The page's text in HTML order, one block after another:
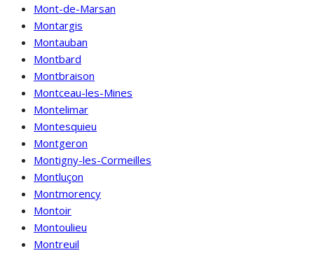
Mont-de-Marsan
Montargis
Montauban
Montbard
Montbraison
Montceau-les-Mines
Montelimar
Montesquieu
Montgeron
Montigny-les-Cormeilles
Montluçon
Montmorency
Montoir
Montoulieu
Montreuil